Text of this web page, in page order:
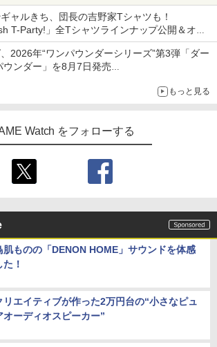
ツなど見た目も楽しい商品が登場
ャルきち、団長の吉野家Tシャツも！
T-Party!」全Tシャツラインナップ公開＆オン
2026年“ワンパウンダーシリーズ”第3弾「ダー
ウンダー」を8月7日発売
もっと見る
Watch をフォローする
肌ものの「DENON HOME」サウンドを体感
た！
リエイティブが作った2万円台の“小さなピュ
オーディオスピーカー”